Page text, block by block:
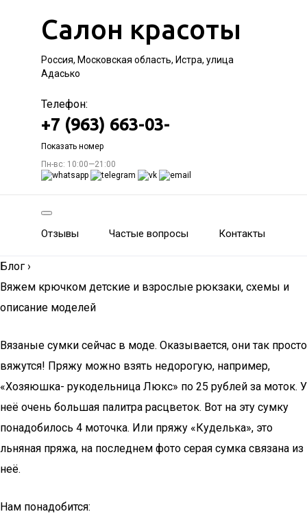
Салон красоты
Россия, Московская область, Истра, улица
Адасько
Телефон:
+7 (963) 663-03-
Показать номер
Пн-вс: 10:00—21:00
Отзывы Частые вопросы Контакты
Блог ›
Вяжем крючком детские и взрослые рюкзаки, схемы и
описание моделей
Вязаные сумки сейчас в моде. Оказывается, они так просто
вяжутся! Пряжу можно взять недорогую, например,
«Хозяюшка- рукодельница Люкс» по 25 рублей за моток. У
неё очень большая палитра расцветок. Вот на эту сумку
понадобилось 4 моточка. Или пряжу «Куделька», это
льняная пряжа, на последнем фото серая сумка связана из
неё.
Нам понадобится: